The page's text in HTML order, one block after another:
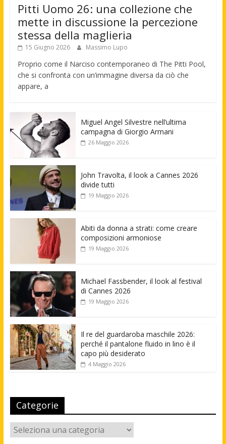
Pitti Uomo 26: una collezione che
mette in discussione la percezione
stessa della maglieria
15 Giugno 2026 Massimo Lupo
Proprio come il Narciso contemporaneo di The Pitti Pool,
che si confronta con un’immagine diversa da ciò che
appare, a
Miguel Angel Silvestre nell’ultima
campagna di Giorgio Armani
26 Maggio 2026
John Travolta, il look a Cannes 2026
divide tutti
19 Maggio 2026
Abiti da donna a strati: come creare
composizioni armoniose
19 Maggio 2026
Michael Fassbender, il look al festival
di Cannes 2026
19 Maggio 2026
Il re del guardaroba maschile 2026:
perché il pantalone fluido in lino è il
capo più desiderato
4 Maggio 2026
Categorie
Categorie